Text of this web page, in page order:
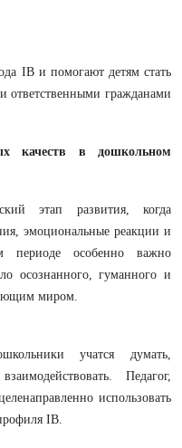
IB и помогают детям стать
гражданами
качеств в дошкольном
этап развития, когда
эмоциональные реакции и
периоде особенно важно
осознанного, гуманного и
миром.
учатся думать,
Педагог,
использовать
IB.